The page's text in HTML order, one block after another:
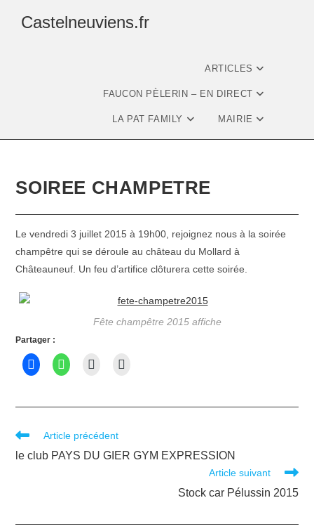
Castelneuviens.fr
ARTICLES
FAUCON PÈLERIN – EN DIRECT
LA PAT FAMILY MAIRIE
SOIREE CHAMPETRE
Le vendredi 3 juillet 2015 à 19h00, rejoignez nous à la soirée
champêtre qui se déroule au château du Mollard à
Châteauneuf. Un feu d’artifice clôturera cette soirée.
Fête champêtre 2015 affiche
Partager :
Article précédent
le club PAYS DU GIER GYM EXPRESSION
Article suivant
Stock car Pélussin 2015